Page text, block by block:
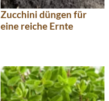
Zucchini düngen für
eine reiche Ernte